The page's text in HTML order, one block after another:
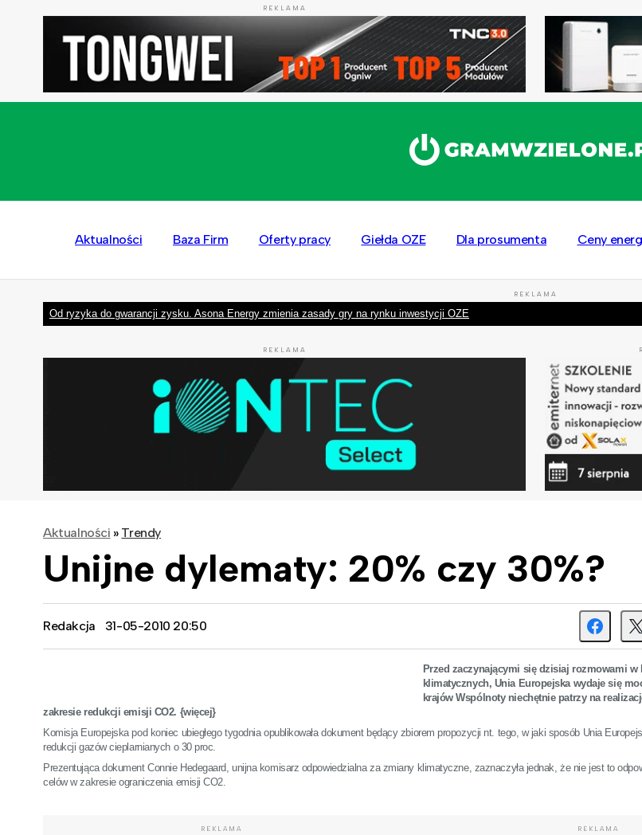
REKLAMA
Aktualności Baza Firm Oferty pracy Giełda OZE Dla prosumenta Ceny
REKLAMA
Od ryzyka do gwarancji zysku. Asona Energy zmienia zasady gry na rynku inwestycji OZE
REKLAMA
Aktualności » Trendy
Unijne dylematy: 20% czy 30%?
Redakcja 31-05-2010 20:50
Przed zaczynającymi się dzisiaj rozmowami w
klimatycznych, Unia Europejska wydaje się
krajów Wspólnoty niechętnie patrzy na
zakresie redukcji emisji CO2. {więcej}
Komisja Europejska pod koniec ubiegłego tygodnia opublikowała dokument będący zbiorem propozycji nt. tego, w jaki sposób Unia
redukcji gazów cieplarnianych o 30 proc.
Prezentująca dokument Connie Hedegaard, unijna komisarz odpowiedzialna za zmiany klimatyczne, zaznaczyła jednak, że nie jest to
celów w zakresie ograniczenia emisji CO2.
REKLAMA REKLAMA